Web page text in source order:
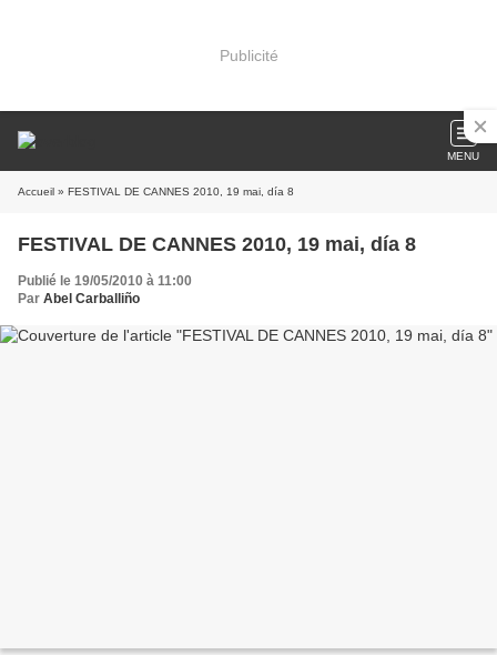
Publicité
MENU
Accueil » FESTIVAL DE CANNES 2010, 19 mai, día 8
FESTIVAL DE CANNES 2010, 19 mai, día 8
Publié le 19/05/2010 à 11:00
Par Abel Carballiño